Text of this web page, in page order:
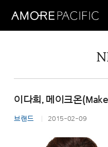
이다희, 메이크온
브랜드 2015-02-09